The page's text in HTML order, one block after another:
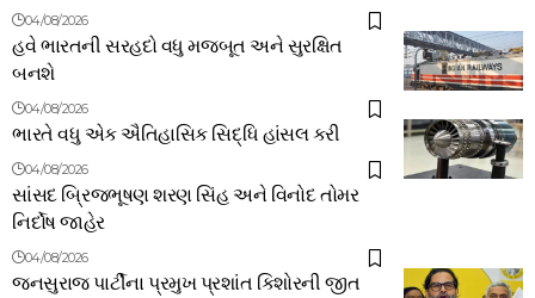
04/08/2026
હવે ભારતની સરહદો વધુ મજબૂત અને સુરક્ષિત
બનશે
04/08/2026
ભારતે વધુ એક ઐતિહાસિક સિદ્ધિ હાંસલ કરી
04/08/2026
સાંસદ બ્રિજભૂષણ શરણ સિંહ અને વિનોદ તોમર
નિર્દોષ જાહેર
04/08/2026
જનસુરાજ પાર્ટીના પ્રમુખ પ્રશાંત કિશોરની જીત